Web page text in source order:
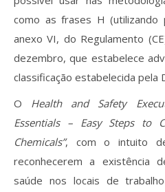
como as frases H
anexo VI, do Regulamento
dezembro, que estabelece
classificação estabelecida pela
O Health and Safety
Essentials – Easy Steps to
Chemicals”, com o intuito
reconhecerem a existência
saúde nos locais de